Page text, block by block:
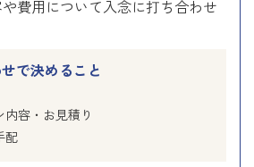
費用について入念に打ち合わせ
で決めること
内容・お見積り
配